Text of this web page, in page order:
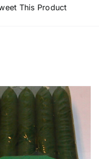
This Product